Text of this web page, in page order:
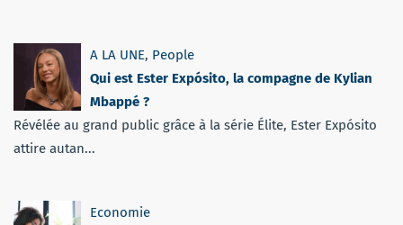
A LA UNE, People
Qui est Ester Expósito, la compagne de Kylian
Mbappé ?
Révélée au grand public grâce à la série Élite, Ester Expósito
attire autan...
Economie